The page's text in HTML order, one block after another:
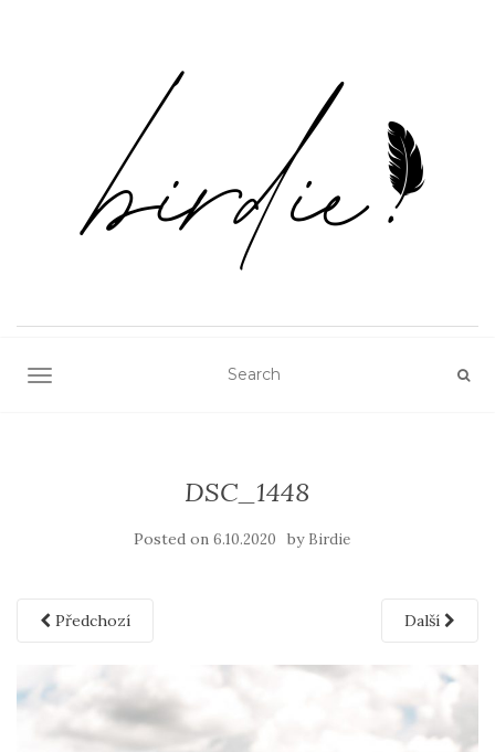
TOGGLE NAVIGATION
DSC_1448
Posted on 6.10.2020 by Birdie
Předchozí Další